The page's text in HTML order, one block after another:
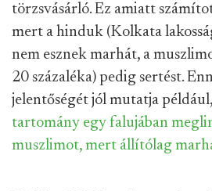
törzsvásárló. Ez amiatt
mert a hinduk (Kolkata
nem esznek marhát, a
20 százaléka) pedig sertést.
jelentőségét jól mutatja
tartomány egy falujában
muszlimot, mert állítólag